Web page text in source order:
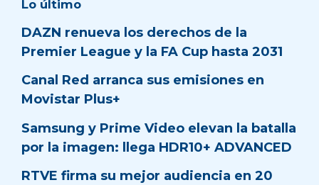
Lo último
DAZN renueva los derechos de la
Premier League y la FA Cup hasta 2031
Canal Red arranca sus emisiones en
Movistar Plus+
Samsung y Prime Video elevan la batalla
por la imagen: llega HDR10+ ADVANCED
RTVE firma su mejor audiencia en 20